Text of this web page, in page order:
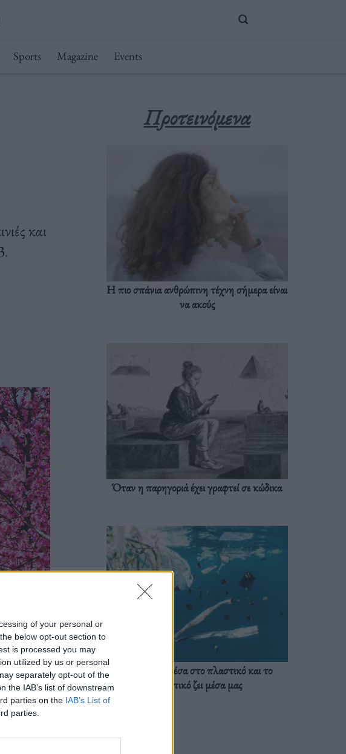
of your personal or
below opt-out section to
is processed you may
utilized by us or personal
separately opt-out of the
the IAB’s list of downstream
parties on the IAB’s List of
parties.
Sports Magazine Events
και
Προτεινόμενα
Η πιο σπάνια ανθρώπινη τέχνη σήμερα είναι
να ακούς
Όταν η παρηγοριά έχει γραφτεί σε κώδικα
Ζούμε ήδη μέσα στο πλαστικό και το
πλαστικό ζει μέσα μας